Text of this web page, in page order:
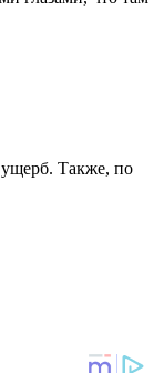
ущерб. Также, по